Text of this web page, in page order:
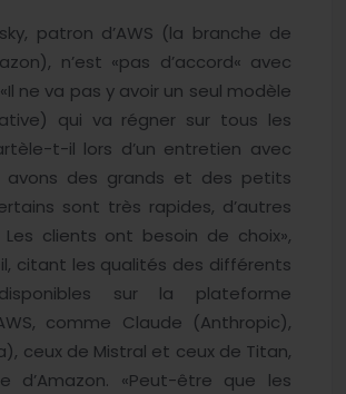
patron d’AWS (la branche de
n’est «pas d’accord« avec
ne va pas y avoir un seul modèle
qui va régner sur tous les
t-il lors d’un entretien avec
avons des grands et des petits
sont très rapides, d’autres
clients ont besoin de choix»,
citant les qualités des différents
sur la plateforme
comme Claude (Anthropic),
ceux de Mistral et ceux de Titan,
d’Amazon. «Peut-être que les